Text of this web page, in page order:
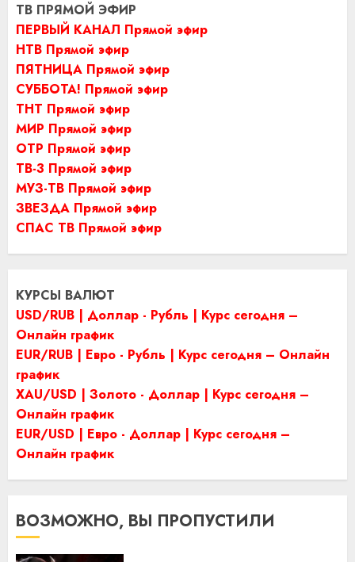
ТВ ПРЯМОЙ ЭФИР
ПЕРВЫЙ КАНАЛ Прямой эфир
НТВ Прямой эфир
ПЯТНИЦА Прямой эфир
СУББОТА! Прямой эфир
ТНТ Прямой эфир
МИР Прямой эфир
ОТР Прямой эфир
ТВ-3 Прямой эфир
МУЗ-ТВ Прямой эфир
ЗВЕЗДА Прямой эфир
СПАС ТВ Прямой эфир
КУРСЫ ВАЛЮТ
USD/RUB | Доллар - Рубль | Курс сегодня –
Онлайн график
EUR/RUB | Евро - Рубль | Курс сегодня – Онлайн
график
XAU/USD | Золото - Доллар | Курс сегодня –
Онлайн график
EUR/USD | Евро - Доллар | Курс сегодня –
Онлайн график
ВОЗМОЖНО, ВЫ ПРОПУСТИЛИ